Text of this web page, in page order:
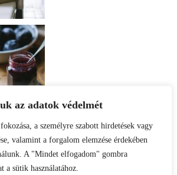
az adatok védelmét
a személyre szabott hirdetések vagy
valamint a forgalom elemzése érdekében
A "Mindet elfogadom" gombra
a sütik használatához.